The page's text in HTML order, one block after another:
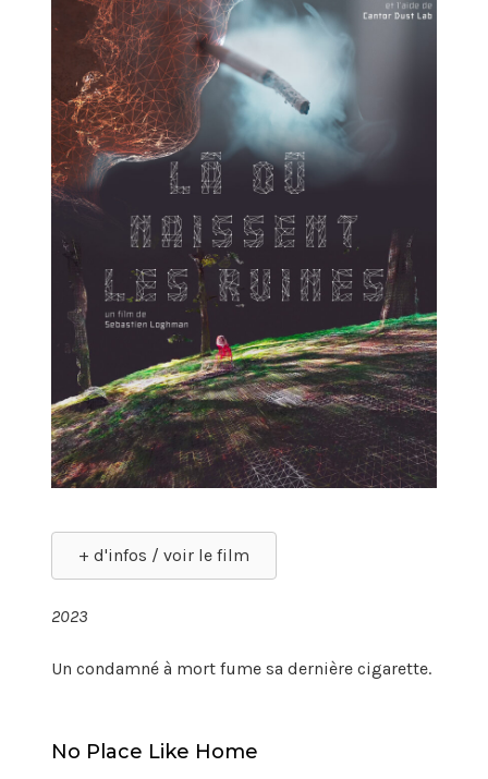
+ d'infos / voir le film
2023
Un condamné à mort fume sa dernière cigarette.
No Place Like Home